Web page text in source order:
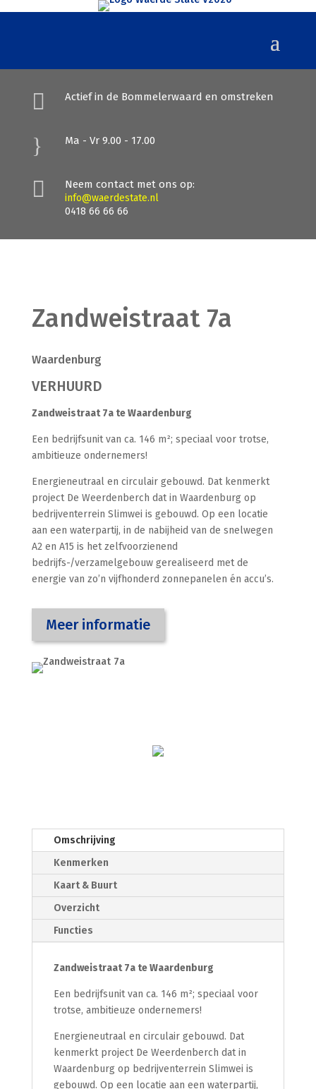
 Actief in de Bommelerwaard en omstreken
} Ma - Vr 9.00 - 17.00
 Neem contact met ons op:
info@waerdestate.nl
0418 66 66 66
Zandweistraat 7a
Waardenburg
VERHUURD
Zandweistraat 7a te Waardenburg
Een bedrijfsunit van ca. 146 m²; speciaal voor trotse,
ambitieuze ondernemers!
Energieneutraal en circulair gebouwd. Dat kenmerkt
project De Weerdenberch dat in Waardenburg op
bedrijventerrein Slimwei is gebouwd. Op een locatie
aan een waterpartij, in de nabijheid van de snelwegen
A2 en A15 is het zelfvoorzienend
bedrijfs-/verzamelgebouw gerealiseerd met de
energie van zo’n vijfhonderd zonnepanelen én accu’s.
Meer informatie
Omschrijving
Kenmerken
Kaart & Buurt
Overzicht
Functies
Zandweistraat 7a te Waardenburg
Een bedrijfsunit van ca. 146 m²; speciaal voor
trotse, ambitieuze ondernemers!
Energieneutraal en circulair gebouwd. Dat
kenmerkt project De Weerdenberch dat in
Waardenburg op bedrijventerrein Slimwei is
gebouwd. Op een locatie aan een waterpartij,